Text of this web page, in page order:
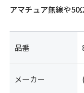
アマチュア無線や
品番
メーカー